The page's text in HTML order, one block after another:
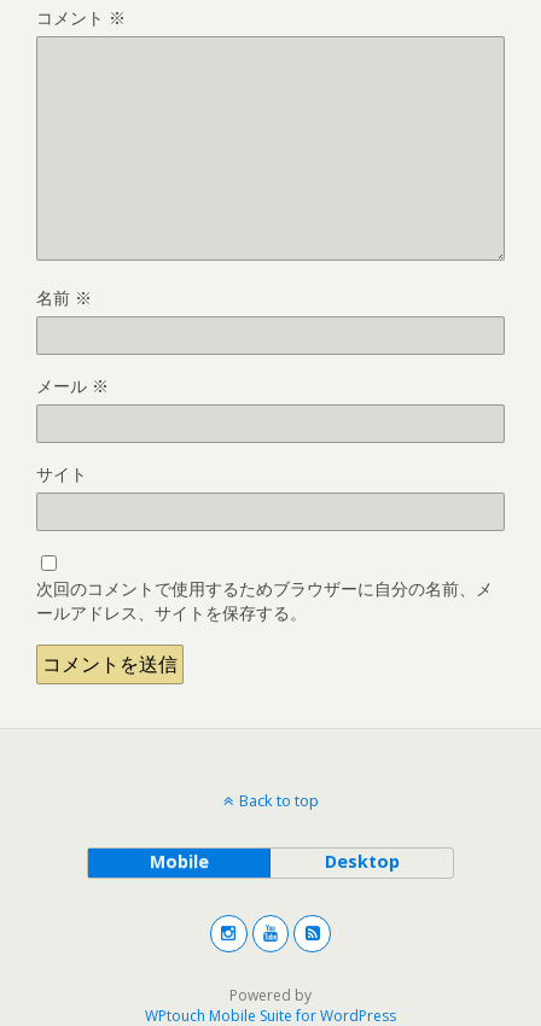
コメント ※
名前 ※
メール ※
サイト
次回のコメントで使用するためブラウザーに自分の名前、メ
ールアドレス、サイトを保存する。
Back to top
Mobile Desktop
Powered by
WPtouch Mobile Suite for WordPress